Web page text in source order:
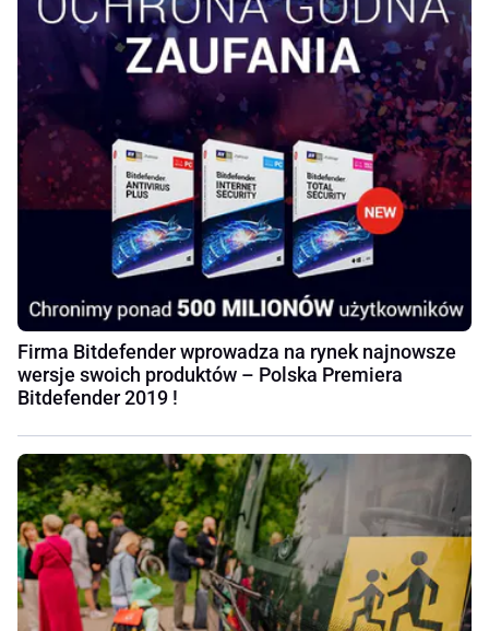
Firma Bitdefender wprowadza na rynek najnowsze
wersje swoich produktów – Polska Premiera
Bitdefender 2019 !